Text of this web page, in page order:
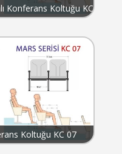
Konferans Koltuğu KC
Koltuğu KC 07